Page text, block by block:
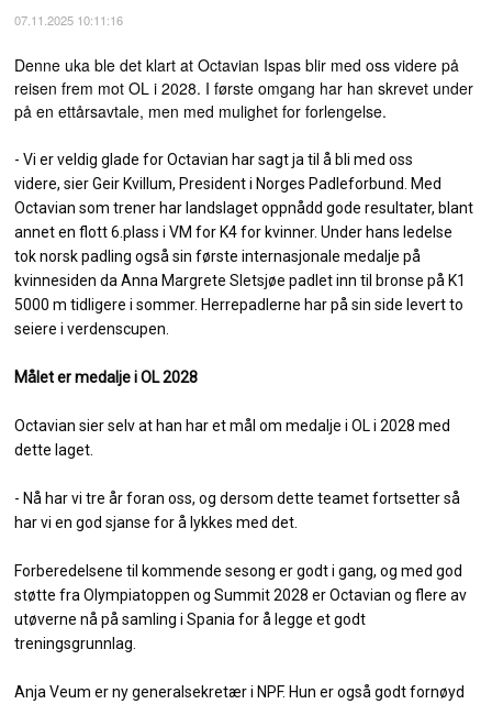
07.11.2025 10:11:16
Denne uka ble det klart at Octavian Ispas blir med oss videre på
reisen frem mot OL i 2028. I første omgang har han skrevet under
på en ettårsavtale, men med mulighet for forlengelse.
- Vi er veldig glade for Octavian har sagt ja til å bli med oss
videre, sier Geir Kvillum, President i Norges Padleforbund. Med
Octavian som trener har landslaget oppnådd gode resultater, blant
annet en flott 6.plass i VM for K4 for kvinner. Under hans ledelse
tok norsk padling også sin første internasjonale medalje på
kvinnesiden da Anna Margrete Sletsjøe padlet inn til bronse på K1
5000 m tidligere i sommer. Herrepadlerne har på sin side levert to
seiere i verdenscupen.
Målet er medalje i OL 2028
Octavian sier selv at han har et mål om medalje i OL i 2028 med
dette laget.
- Nå har vi tre år foran oss, og dersom dette teamet fortsetter så
har vi en god sjanse for å lykkes med det.
Forberedelsene til kommende sesong er godt i gang, og med god
støtte fra Olympiatoppen og Summit 2028 er Octavian og flere av
utøverne nå på samling i Spania for å legge et godt
treningsgrunnlag.
Anja Veum er ny generalsekretær i NPF. Hun er også godt fornøyd